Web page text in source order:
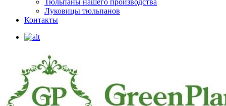
Тюльпаны нашего производства
Луковицы тюльпанов
Контакты